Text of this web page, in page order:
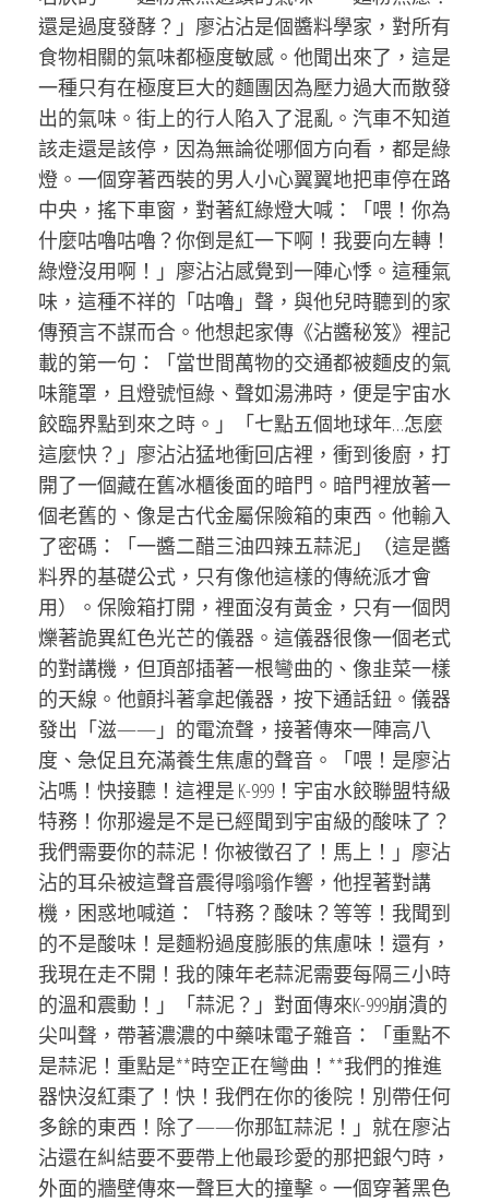
還是過度發酵？」廖沾沾是個醬料學家，對所有
食物相關的氣味都極度敏感。他聞出來了，這是
一種只有在極度巨大的麵團因為壓力過大而散發
出的氣味。街上的行人陷入了混亂。汽車不知道
該走還是該停，因為無論從哪個方向看，都是綠
燈。一個穿著西裝的男人小心翼翼地把車停在路
中央，搖下車窗，對著紅綠燈大喊：「喂！你為
什麼咕嚕咕嚕？你倒是紅一下啊！我要向左轉！
綠燈沒用啊！」廖沾沾感覺到一陣心悸。這種氣
味，這種不祥的「咕嚕」聲，與他兒時聽到的家
傳預言不謀而合。他想起家傳《沾醬秘笈》裡記
載的第一句：「當世間萬物的交通都被麵皮的氣
味籠罩，且燈號恒綠、聲如湯沸時，便是宇宙水
餃臨界點到來之時。」「七點五個地球年…怎麼
這麼快？」廖沾沾猛地衝回店裡，衝到後廚，打
開了一個藏在舊冰櫃後面的暗門。暗門裡放著一
個老舊的、像是古代金屬保險箱的東西。他輸入
了密碼：「一醬二醋三油四辣五蒜泥」（這是醬
料界的基礎公式，只有像他這樣的傳統派才會
用）。保險箱打開，裡面沒有黃金，只有一個閃
爍著詭異紅色光芒的儀器。這儀器很像一個老式
的對講機，但頂部插著一根彎曲的、像韭菜一樣
的天線。他顫抖著拿起儀器，按下通話鈕。儀器
發出「滋——」的電流聲，接著傳來一陣高八
度、急促且充滿養生焦慮的聲音。「喂！是廖沾
沾嗎！快接聽！這裡是 K-999！宇宙水餃聯盟特級
特務！你那邊是不是已經聞到宇宙級的酸味了？
我們需要你的蒜泥！你被徵召了！馬上！」廖沾
沾的耳朵被這聲音震得嗡嗡作響，他捏著對講
機，困惑地喊道：「特務？酸味？等等！我聞到
的不是酸味！是麵粉過度膨脹的焦慮味！還有，
我現在走不開！我的陳年老蒜泥需要每隔三小時
的溫和震動！」「蒜泥？」對面傳來K-999崩潰的
尖叫聲，帶著濃濃的中藥味電子雜音：「重點不
是蒜泥！重點是**時空正在彎曲！**我們的推進
器快沒紅棗了！快！我們在你的後院！別帶任何
多餘的東西！除了——你那缸蒜泥！」就在廖沾
沾還在糾結要不要帶上他最珍愛的那把銀勺時，
外面的牆壁傳來一聲巨大的撞擊。一個穿著黑色